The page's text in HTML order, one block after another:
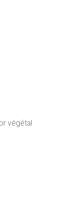
végétal